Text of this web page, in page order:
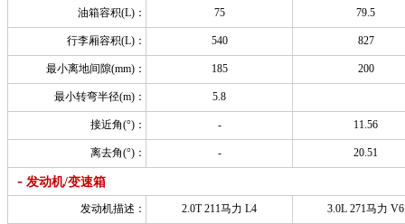
油箱容积(L)： 75 79.5
行李厢容积(L)： 540 827
最小离地间隙(mm)： 185 200
最小转弯半径(m)： 5.8
接近角(°)： - 11.56
离去角(°)： - 20.51
- 发动机/变速箱
发动机描述： 2.0T 211马力 L4 3.0L 271马力 V6